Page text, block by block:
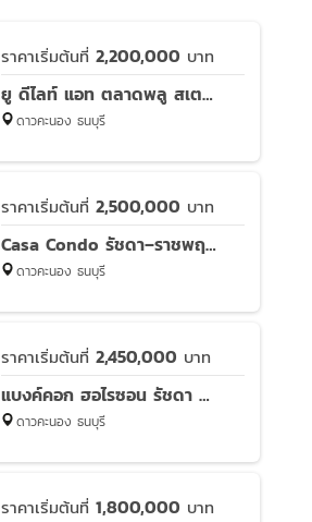
ราคาเริ่มต้นที่ 2,200,000 บาท
ยู ดีไลท์ แอท ตลาดพลู สเตชั่น
ดาวคะนอง ธนบุรี
ราคาเริ่มต้นที่ 2,500,000 บาท
Casa Condo รัชดา–ราชพฤกษ์
ดาวคะนอง ธนบุรี
ราคาเริ่มต้นที่ 2,450,000 บาท
แบงค์คอก ฮอไรซอน รัชดา – ท่าพระ
ดาวคะนอง ธนบุรี
ราคาเริ่มต้นที่ 1,800,000 บาท